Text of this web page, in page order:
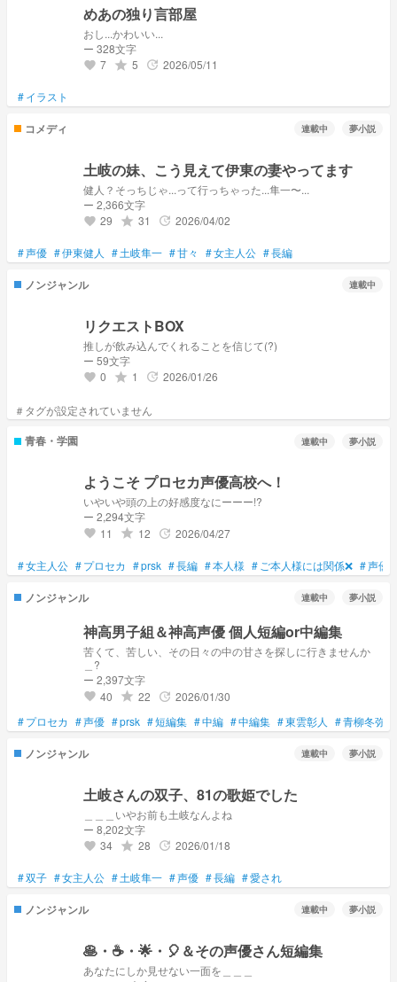
誕生日→11月19日
関係者様•*¨*•.¸♬︎
妹 → あーちゃん user/wQizLk+
相方→このちゃ
リア友→るぁuser/ZvzxsO+
親友→あこちゃ
11-22 ー フォロワー様10達成!
12-11 ー フォロワー様50達成!
ーーーーー2026ーーーーー
01-09 ー フォロワー様70達成!
05-26 ー フォロワー様110達成!
めあの独り言部屋
おし...かわいい...
ー 328文字
favorite 7 grade 5 update 2026/05/11
#イラスト
コメディ 連載中 夢小説
土岐の妹、こう見えて伊東の妻やってます
健人？そっちじゃ...って行っちゃった...隼一〜...
ー 2,366文字
favorite 29 grade 31 update 2026/04/02
#声優 #伊東健人 #土岐隼一 #甘々 #女主人公 #長編
ノンジャンル 連載中
リクエストBOX
推しが飲み込んでくれることを信じて(?)
ー 59文字
favorite 0 grade 1 update 2026/01/26
青春・学園 連載中 夢小説
ようこそ プロセカ声優高校へ！
いやいや頭の上の好感度なにーーー!?
ー 2,294文字
favorite 11 grade 12 update 2026/04/27
#女主人公 #プロセカ #prsk #長編 #本人様 # ご本人様には関係❌ #声優
ノンジャンル 連載中 夢小説
神高男子組＆神高声優 個人短編or中編集
苦くて、苦しい、その日々の中の甘さを探しに行きませんか
＿?
ー 2,397文字
favorite 40 grade 22 update 2026/01/30
#プロセカ #声優 #prsk #短編集 #中編 #中編集 #東雲彰人 #青柳冬弥
ノンジャンル 連載中 夢小説
土岐さんの双子、81の歌姫でした
＿＿＿いやお前も土岐なんよね
ー 8,202文字
favorite 34 grade 28 update 2026/01/18
#双子 #女主人公 #土岐隼一 #声優 #長編 #愛され
ノンジャンル 連載中 夢小説
🥞・☕・🌟・🎈＆その声優さん短編集
あなたにしか見せない一面を＿＿＿